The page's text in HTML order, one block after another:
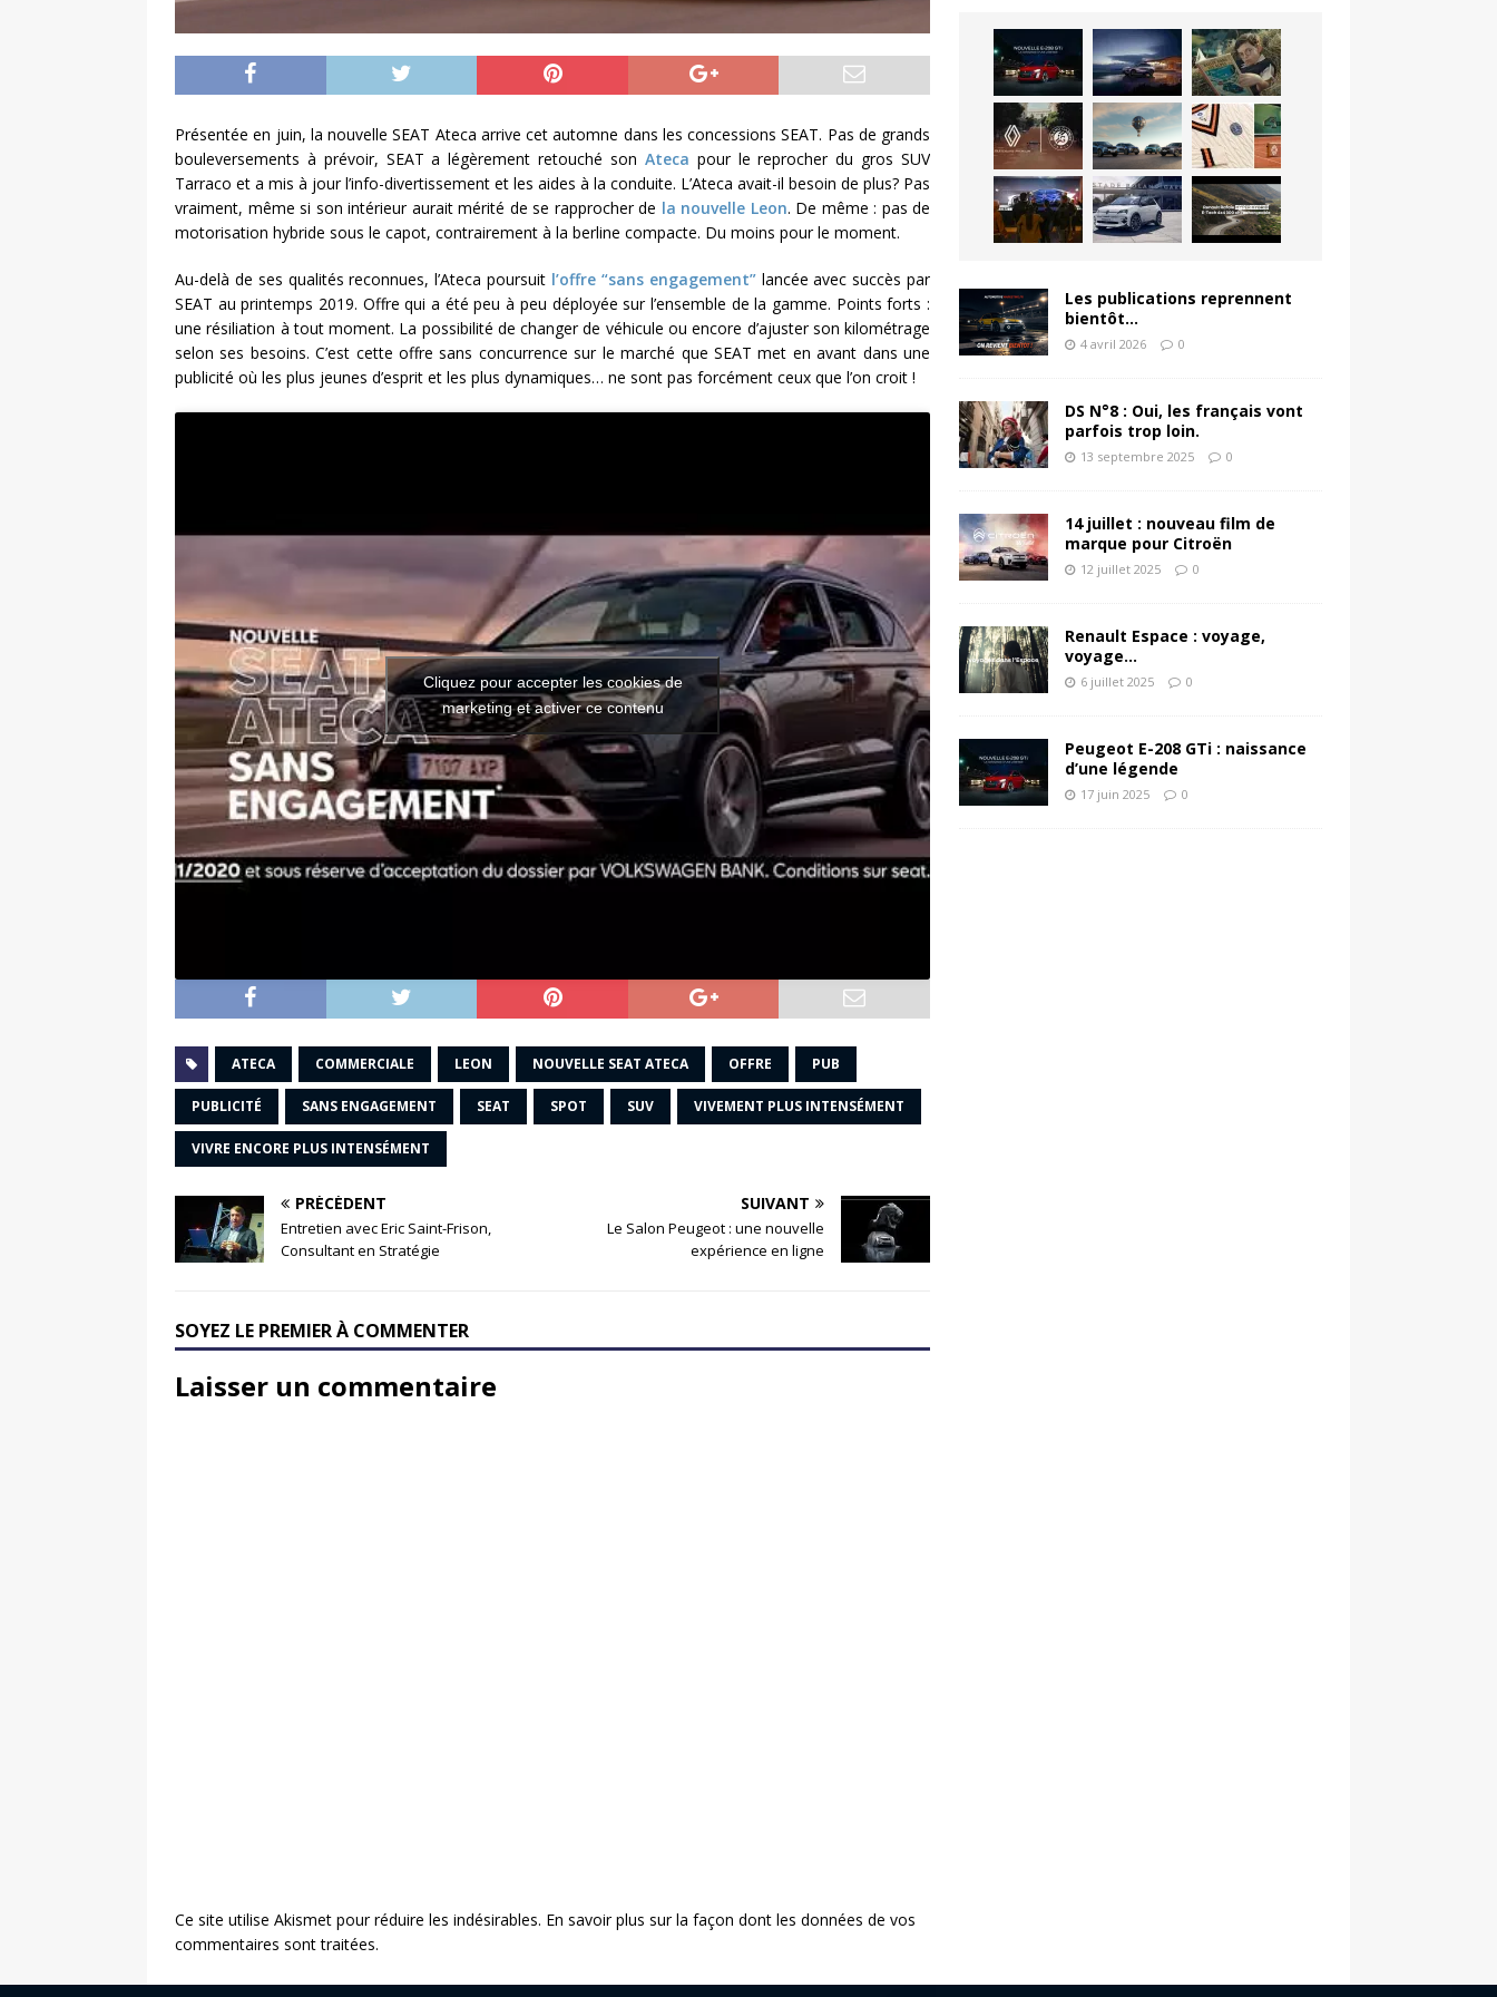
Présentée en juin, la nouvelle SEAT Ateca arrive cet automne dans les concessions SEAT. Pas de grands
bouleversements à prévoir, SEAT a légèrement retouché son Ateca pour le reprocher du gros SUV
Tarraco et a mis à jour l’info-divertissement et les aides à la conduite. L’Ateca avait-il besoin de plus? Pas
vraiment, même si son intérieur aurait mérité de se rapprocher de la nouvelle Leon. De même : pas de
motorisation hybride sous le capot, contrairement à la berline compacte. Du moins pour le moment.
Au-delà de ses qualités reconnues, l’Ateca poursuit l’offre “sans engagement”lancée avec succès par
SEAT au printemps 2019. Offre qui a été peu à peu déployée sur l’ensemble de la gamme. Points forts :
une résiliation à tout moment. La possibilité de changer de véhicule ou encore d’ajuster son kilométrage
selon ses besoins. C’est cette offre sans concurrence sur le marché que SEAT met en avant dans une
publicité où les plus jeunes d’esprit et les plus dynamiques… ne sont pas forcément ceux que l’on croit !
Cliquez pour accepter les cookies de
marketing et activer ce contenu
ATECA COMMERCIALE LEON NOUVELLE SEAT ATECA OFFRE PUB
PUBLICITÉ SANS ENGAGEMENT SEAT SPOT SUV VIVEMENT PLUS INTENSÉMENT
VIVRE ENCORE PLUS INTENSÉMENT
PRÉCÉDENT
Entretien avec Eric Saint-Frison,
Consultant en Stratégie
SUIVANT
Le Salon Peugeot : une nouvelle
expérience en ligne
SOYEZ LE PREMIER À COMMENTER
Laisser un commentaire
Ce site utilise Akismet pour réduire les indésirables. En savoir plus sur la façon dont les données de vos
commentaires sont traitées.
Les publications reprennent
bientôt…
4 avril 2026 0
DS N°8 : Oui, les français vont
parfois trop loin.
13 septembre 2025 0
14 juillet : nouveau film de
marque pour Citroën
12 juillet 2025 0
Renault Espace : voyage,
voyage…
6 juillet 2025 0
Peugeot E-208 GTi : naissance
d’une légende
17 juin 2025 0